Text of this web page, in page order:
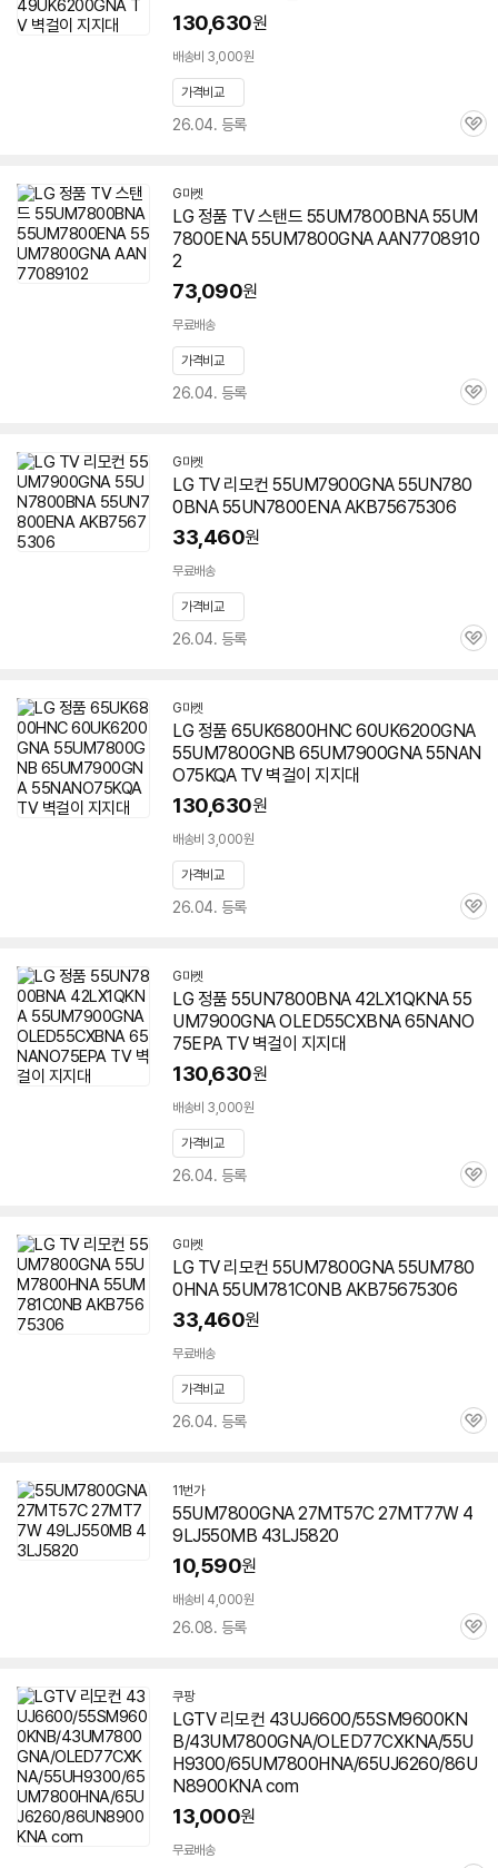
130,630원
배송비 3,000원
가격비교
26.04. 등록
관
G마켓
LG 정품 TV 스탠드 55UM7800BNA 55UM
7800ENA55UM7800GNAAAN7708910
2
73,090원
무료배송
가격비교
26.04. 등록
관
G마켓
LG TV 리모컨 55UM7900GNA 55UN780
0BNA 55UN7800ENA AKB75675306
33,460원
무료배송
가격비교
26.04. 등록
관
G마켓
LG 정품 65UK6800HNC 60UK6200GNA
55UM7800GNB 65UM7900GNA 55NAN
O75KQA TV 벽걸이 지지대
130,630원
배송비 3,000원
가격비교
26.04. 등록
관
G마켓
LG 정품 55UN7800BNA 42LX1QKNA 55
UM7900GNA OLED55CXBNA 65NANO
75EPA TV 벽걸이 지지대
130,630원
배송비 3,000원
가격비교
26.04. 등록
관
G마켓
LG TV 리모컨 55UM7800GNA55UM780
0HNA 55UM781C0NB AKB75675306
33,460원
무료배송
가격비교
26.04. 등록
관
11번가
55UM7800GNA27MT57C 27MT77W 4
9LJ550MB 43LJ5820
10,590원
배송비 4,000원
26.08. 등록
관
쿠팡
LGTV 리모컨 43UJ6600/55SM9600KN
B/43UM7800GNA/OLED77CXKNA/55U
H9300/65UM7800HNA/65UJ6260/86U
N8900KNA com
13,000원
무료배송